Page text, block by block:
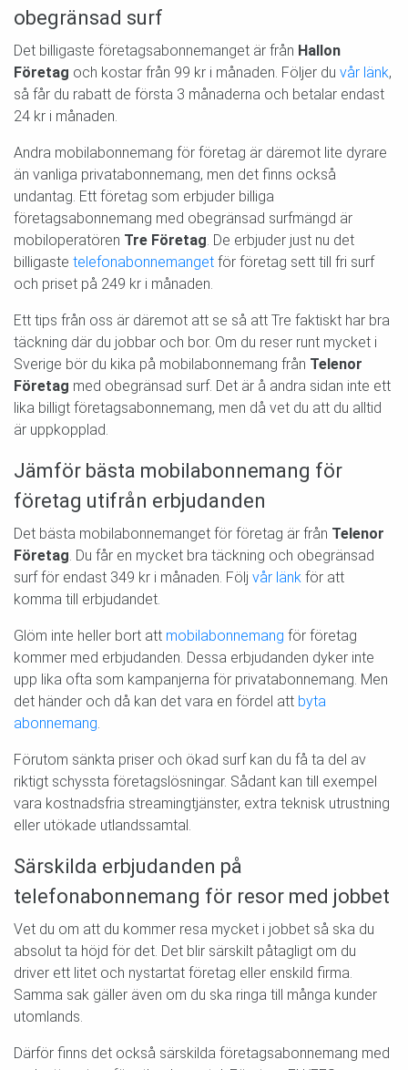
obegränsad surf
Det billigaste företagsabonnemanget är från Hallon
Företag och kostar från 99 kr i månaden. Följer du vår länk,
så får du rabatt de första 3 månaderna och betalar endast
24 kr i månaden.
Andra mobilabonnemang för företag är däremot lite dyrare
än vanliga privatabonnemang, men det finns också
undantag. Ett företag som erbjuder billiga
företagsabonnemang med obegränsad surfmängd är
mobiloperatören Tre Företag . De erbjuder just nu det
billigaste telefonabonnemanget för företag sett till fri surf
och priset på 249 kr i månaden.
Ett tips från oss är däremot att se så att Tre faktiskt har bra
täckning där du jobbar och bor. Om du reser runt mycket i
Sverige bör du kika på mobilabonnemang från Telenor
Företag med obegränsad surf. Det är å andra sidan inte ett
lika billigt företagsabonnemang, men då vet du att du alltid
är uppkopplad.
Jämför bästa mobilabonnemang för
företag utifrån erbjudanden
Det bästa mobilabonnemanget för företag är från Telenor
Företag . Du får en mycket bra täckning och obegränsad
surf för endast 349 kr i månaden. Följ vår länk för att
komma till erbjudandet.
Glöm inte heller bort att mobilabonnemang för företag
kommer med erbjudanden. Dessa erbjudanden dyker inte
upp lika ofta som kampanjerna för privatabonnemang. Men
det händer och då kan det vara en fördel att byta
abonnemang
Förutom sänkta priser och ökad surf kan du få ta del av
riktigt schyssta företagslösningar. Sådant kan till exempel
vara kostnadsfria streamingtjänster, extra teknisk utrustning
eller utökade utlandssamtal.
Särskilda erbjudanden på
telefonabonnemang för resor med jobbet
Vet du om att du kommer resa mycket i jobbet så ska du
absolut ta höjd för det. Det blir särskilt påtagligt om du
driver ett litet och nystartat företag eller enskild firma.
Samma sak gäller även om du ska ringa till många kunder
utomlands.
Därför finns det också särskilda företagsabonnemang med